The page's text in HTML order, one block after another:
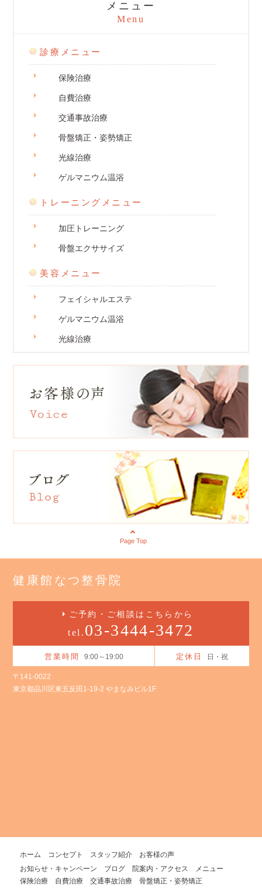
メニュー
Menu
診療メニュー
保険治療
自費治療
交通事故治療
骨盤矯正・姿勢矯正
光線治療
ゲルマニウム温浴
トレーニングメニュー
加圧トレーニング
骨盤エクササイズ
美容メニュー
フェイシャルエステ
ゲルマニウム温浴
光線治療
Page Top
健康館なつ整骨院
ご予約・ご相談はこちらから
tel. 03-3444-3472
営業時間 9:00～19:00 定休日 日・祝
〒141-0022
東京都品川区東五反田1-19-2 やまなみビル1F
ホーム コンセプト スタッフ紹介
お客様の声
お知らせ・キャンペーン
ブログ 院案内・アクセス
メニュー
保険治療
自費治療 交通事故治療 骨盤矯正・姿勢矯正